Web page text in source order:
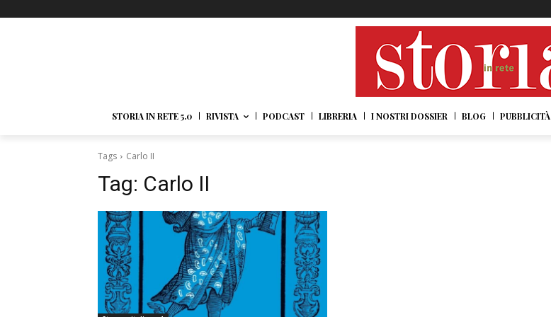
STORIA IN RETE 5.0 RIVISTA PODCAST LIBRERIA I NOSTRI DOSSIER BLOG PUBBLICITÀ
Tags Carlo II
Tag: Carlo II